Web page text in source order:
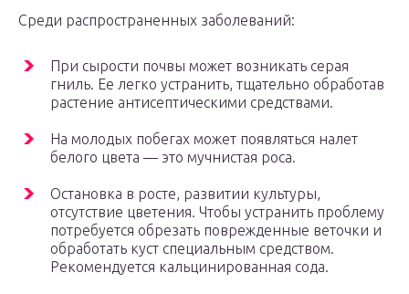
Среди распространенных заболеваний:
При сырости почвы может возникать серая
гниль. Ее легко устранить, тщательно обработав
растение антисептическими средствами.
На молодых побегах может появляться налет
белого цвета — это мучнистая роса.
Остановка в росте, развитии культуры,
отсутствие цветения. Чтобы устранить проблему
потребуется обрезать поврежденные веточки и
обработать куст специальным средством.
Рекомендуется кальцинированная сода.